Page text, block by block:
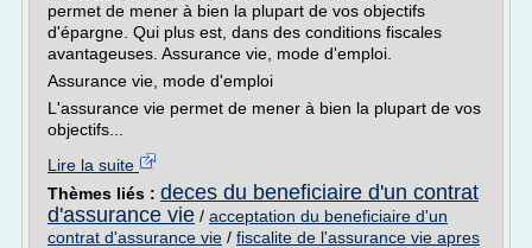
permet de mener à bien la plupart de vos objectifs
d'épargne. Qui plus est, dans des conditions fiscales
avantageuses. Assurance vie, mode d'emploi.
Assurance vie, mode d'emploi
L'assurance vie permet de mener à bien la plupart de vos
objectifs...
Lire la suite
Thèmes liés : deces du beneficiaire d'un contrat
d'assurance vie / acceptation du beneficiaire d'un
contrat d'assurance vie / fiscalite de l'assurance vie apres